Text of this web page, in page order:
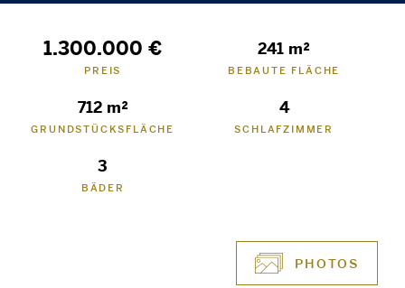
1.300.000 €
PREIS
241 m²
BEBAUTE FLÄCHE
712 m²
GRUNDSTÜCKSFLÄCHE
4
SCHLAFZIMMER
3
BÄDER
PHOTOS